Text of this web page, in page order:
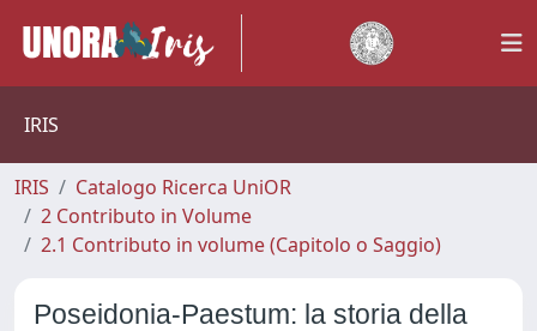
IRIS
IRIS
Catalogo Ricerca UniOR
2 Contributo in Volume
2.1 Contributo in volume (Capitolo o Saggio)
Poseidonia-Paestum: la storia della